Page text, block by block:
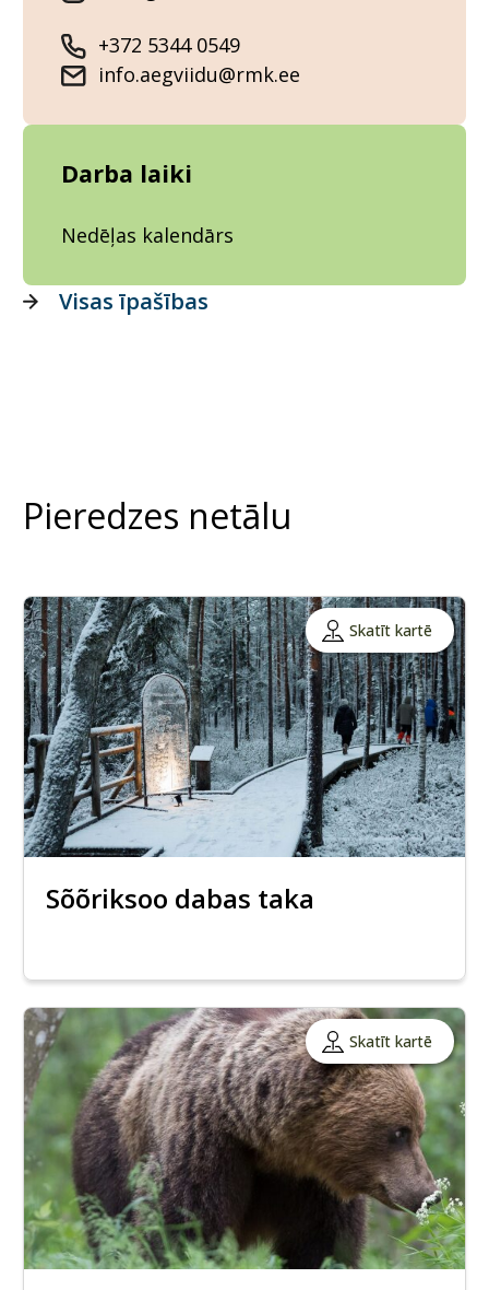
+372 5344 0549
info.aegviidu@rmk.ee
Darba laiki
Nedēļas kalendārs
Visas īpašības
Pieredzes netālu
Skatīt kartē
Sõõriksoo dabas taka
Skatīt kartē